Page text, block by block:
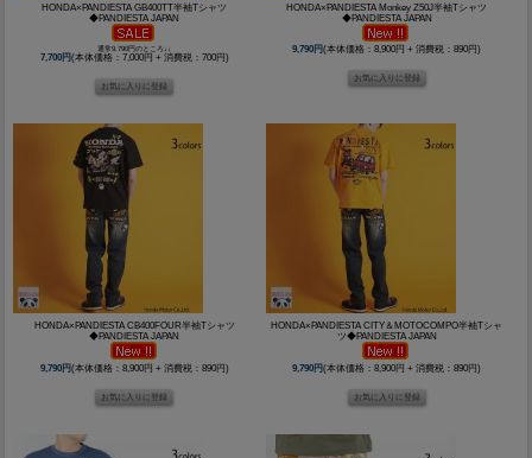
HONDA×PANDIESTA GB400TT半袖Tシャツ
◆PANDIESTA JAPAN
通常9,790円のところ↓↓
7,700円(本体価格：7,000円 + 消費税：700円)
HONDA×PANDIESTA Monkey Z50J半袖Tシャツ
◆PANDIESTA JAPAN
9,790円(本体価格：8,900円 + 消費税：890円)
HONDA×PANDIESTA CB400FOUR半袖Tシャツ
◆PANDIESTA JAPAN
9,790円(本体価格：8,900円 + 消費税：890円)
HONDA×PANDIESTA CITY＆MOTOCOMPO半袖Tシャ
ツ◆PANDIESTA JAPAN
9,790円(本体価格：8,900円 + 消費税：890円)